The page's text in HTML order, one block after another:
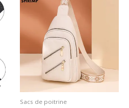
Sacs de poitrine